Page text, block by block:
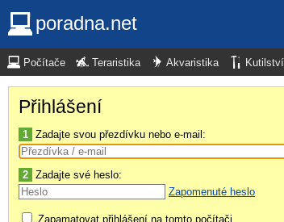
poradna.net
Počítače Teraristika Akvaristika Kutilství
Přihlášení
1 Zadajte svou přezdívku nebo e-mail:
2 Zadajte své heslo:
Zapomenuté heslo
Zapamatovat přihlášení na tomto počítači